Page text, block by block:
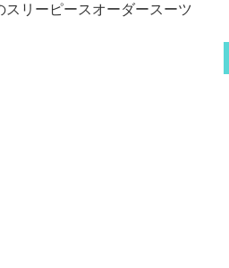
リーピースオーダースーツ